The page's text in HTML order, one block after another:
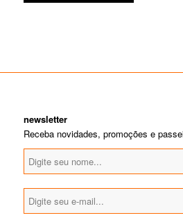
newsletter
Receba novidades, promoções e